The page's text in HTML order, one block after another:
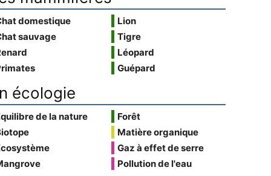
domestique
sauvage
Lion
Tigre
Léopard
Guépard
écologie
de la nature
Forêt
Matière organique
Gaz à effet de serre
Pollution de l'eau